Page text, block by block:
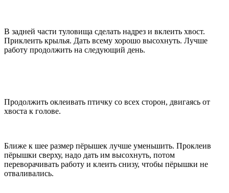
В задней части туловища сделать надрез и вклеить хвост.
Приклеить крылья. Дать всему хорошо высохнуть. Лучше
работу продолжить на следующий день.
Продолжить оклеивать птичку со всех сторон, двигаясь от
хвоста к голове.
Ближе к шее размер пёрышек лучше уменьшить. Проклеив
пёрышки сверху, надо дать им высохнуть, потом
переворачивать работу и клеить снизу, чтобы пёрышки не
отваливались.